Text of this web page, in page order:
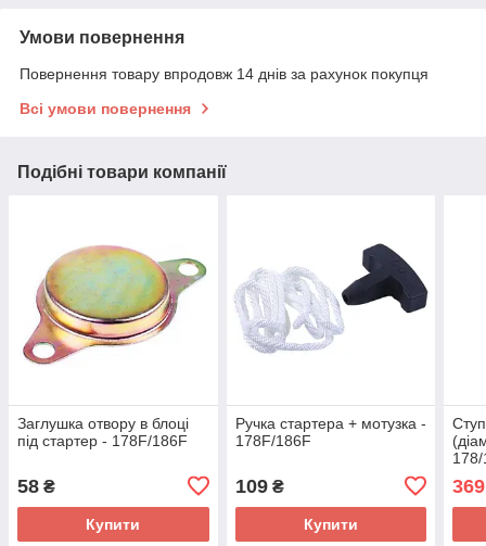
Умови повернення
Повернення товару впродовж 14 днів за рахунок покупця
Всі умови повернення
Подібні товари компанії
Заглушка отвору в блоці
під стартер - 178F/186F
58 ₴
Купити
Ручка стартера + мотузка -
178F/186F
109₴
Купити
369